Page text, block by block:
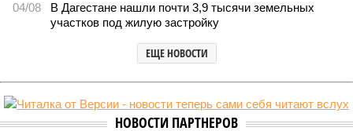
04/08
В Дагестане нашли почти 3,9 тысячи земельных
участков под жилую застройку
ЕЩЕ НОВОСТИ
НОВОСТИ ПАРТНЕРОВ